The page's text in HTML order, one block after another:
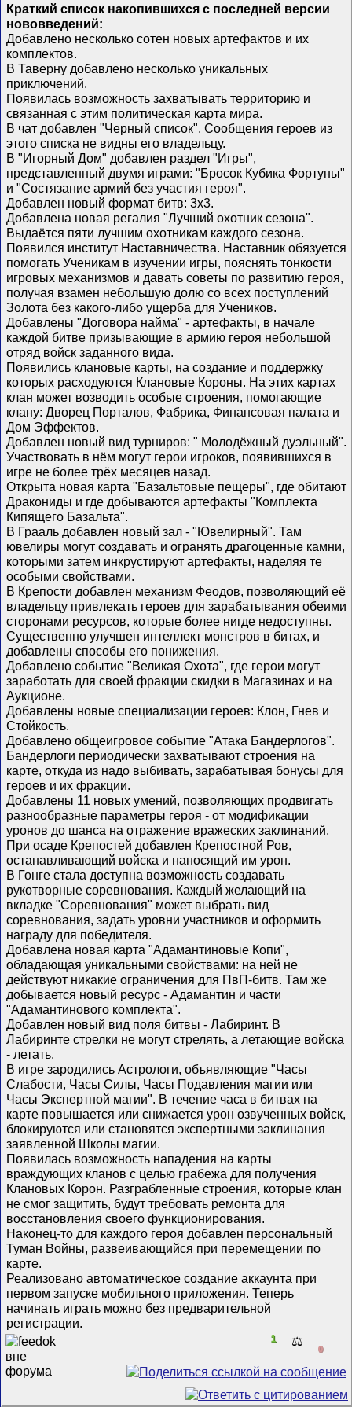
Краткий список накопившихся с последней версии
нововведений:
Добавлено несколько сотен новых артефактов и их
комплектов.
В Таверну добавлено несколько уникальных
приключений.
Появилась возможность захватывать территорию и
связанная с этим политическая карта мира.
В чат добавлен "Черный список". Сообщения героев из
этого списка не видны его владельцу.
В "Игорный Дом" добавлен раздел "Игры",
представленный двумя играми: "Бросок Кубика Фортуны"
и "Состязание армий без участия героя".
Добавлен новый формат битв: 3х3.
Добавлена новая регалия "Лучший охотник сезона".
Выдаётся пяти лучшим охотникам каждого сезона.
Появился институт Наставничества. Наставник обязуется
помогать Ученикам в изучении игры, пояснять тонкости
игровых механизмов и давать советы по развитию героя,
получая взамен небольшую долю со всех поступлений
Золота без какого-либо ущерба для Учеников.
Добавлены "Договора найма" - артефакты, в начале
каждой битве призывающие в армию героя небольшой
отряд войск заданного вида.
Появились клановые карты, на создание и поддержку
которых расходуются Клановые Короны. На этих картах
клан может возводить особые строения, помогающие
клану: Дворец Порталов, Фабрика, Финансовая палата и
Дом Эффектов.
Добавлен новый вид турниров: " Молодёжный дуэльный".
Участвовать в нём могут герои игроков, появившихся в
игре не более трёх месяцев назад.
Открыта новая карта "Базальтовые пещеры", где обитают
Дракониды и где добываются артефакты "Комплекта
Кипящего Базальта".
В Грааль добавлен новый зал - "Ювелирный". Там
ювелиры могут создавать и огранять драгоценные камни,
которыми затем инкрустируют артефакты, наделяя те
особыми свойствами.
В Крепости добавлен механизм Феодов, позволяющий её
владельцу привлекать героев для зарабатывания обеими
сторонами ресурсов, которые более нигде недоступны.
Существенно улучшен интеллект монстров в битах, и
добавлены способы его понижения.
Добавлено событие "Великая Охота", где герои могут
заработать для своей фракции скидки в Магазинах и на
Аукционе.
Добавлены новые специализации героев: Клон, Гнев и
Стойкость.
Добавлено общеигровое событие "Атака Бандерлогов".
Бандерлоги периодически захватывают строения на
карте, откуда из надо выбивать, зарабатывая бонусы для
героев и их фракции.
Добавлены 11 новых умений, позволяющих продвигать
разнообразные параметры героя - от модификации
уронов до шанса на отражение вражеских заклинаний.
При осаде Крепостей добавлен Крепостной Ров,
останавливающий войска и наносящий им урон.
В Гонге стала доступна возможность создавать
рукотворные соревнования. Каждый желающий на
вкладке "Соревнования" может выбрать вид
соревнования, задать уровни участников и оформить
награду для победителя.
Добавлена новая карта "Адамантиновые Копи",
обладающая уникальными свойствами: на ней не
действуют никакие ограничения для ПвП-битв. Там же
добывается новый ресурс - Адамантин и части
"Адамантинового комплекта".
Добавлен новый вид поля битвы - Лабиринт. В
Лабиринте стрелки не могут стрелять, а летающие войска
- летать.
В игре зародились Астрологи, объявляющие "Часы
Слабости, Часы Силы, Часы Подавления магии или
Часы Экспертной магии". В течение часа в битвах на
карте повышается или снижается урон озвученных войск,
блокируются или становятся экспертными заклинания
заявленной Школы магии.
Появилась возможность нападения на карты
враждующих кланов с целью грабежа для получения
Клановых Корон. Разграбленные строения, которые клан
не смог защитить, будут требовать ремонта для
восстановления своего функционирования.
Наконец-то для каждого героя добавлен персональный
Туман Войны, развеивающийся при перемещении по
карте.
Реализовано автоматическое создание аккаунта при
первом запуске мобильного приложения. Теперь
начинать играть можно без предварительной
регистрации.
1 ⚖️
0